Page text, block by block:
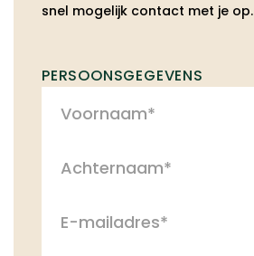
snel mogelijk contact met je op.
PERSOONSGEGEVENS